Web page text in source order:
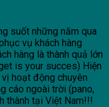
suốt những năm qua
vụ khách hàng
hàng là thành quả lớn
is your succes) Hiện
hoạt động chuyên
cáo ngoài trời (pano,
thành tại Việt Nam!!!